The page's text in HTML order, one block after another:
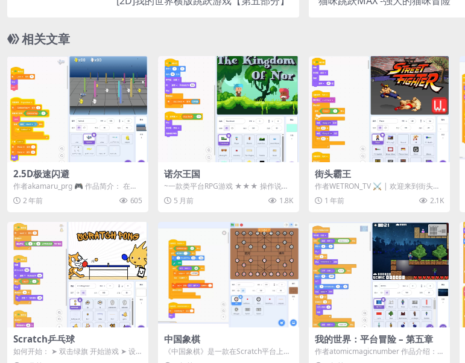
相关文章
2.5D极速闪避
作者akamaru_prg 🎮 作品简介： 在
《2.5D极速闪避》这款游戏中，你...
2 年前 605
诺尔王国
~一款类平台RPG游戏 ★★★ 操作说明
★★★ ===============...
5 月前 1.8K
街头霸王
作者WETRON_TV ⚔️ | 欢迎来到街头霸
王世界 | ⚔️ ​​操作说明：...
1 年前 2.1K
Scratch乒乓球
如何开始： ➤ 双击绿旗 开始游戏 ➤ 设
定你的目标分数（或选择无限模式） ➤
中国象棋
《中国象棋》是一款在Scratch平台上精
心打造的互动学习游戏，它巧妙地将中
我的世界：平台冒险 – 第五章
作者atomicmagicnumber 作品介绍：
⛏️ 《我的世界：平台冒险 ...